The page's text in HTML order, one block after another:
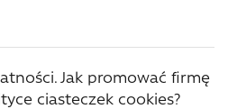
Jak promować firmę
ciasteczek cookies?